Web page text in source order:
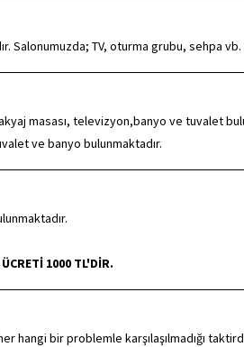
Salonumuzda; TV, oturma grubu, sehpa
masası, televizyon,banyo ve tuvalet
ve banyo bulunmaktadır.
1000 TL'DİR.
hangi bir problemle karşılaşılmadığı